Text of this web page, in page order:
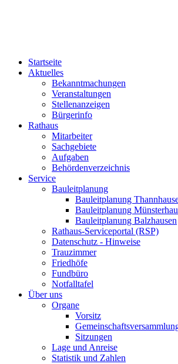
Startseite
Aktuelles
Bekanntmachungen
Veranstaltungen
Stellenanzeigen
Bürgerinfo
Rathaus
Mitarbeiter
Sachgebiete
Aufgaben
Behördenverzeichnis
Service
Bauleitplanung
Bauleitplanung
Bauleitplanung
Bauleitplanung Balzhausen
Rathaus-Serviceportal (RSP)
Datenschutz - Hinweise
Trauzimmer
Friedhöfe
Fundbüro
Notfalltafel
Über uns
Organe
Vorsitz
Sitzungen
Lage und Anreise
Statistik und Zahlen